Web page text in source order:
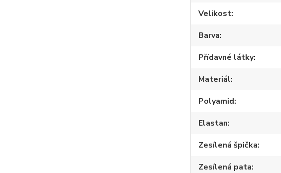
Velikost
Barva
Přídavné látky
Materiál
Polyamid
Elastan
Zesílená špička
Zesílená pata